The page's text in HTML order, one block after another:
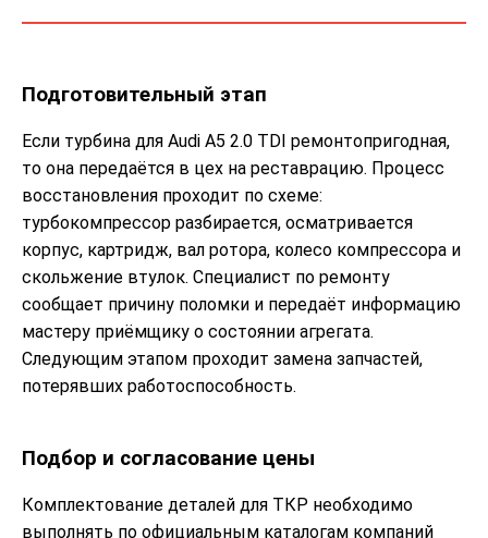
Подготовительный этап
Если турбина для Audi A5 2.0 TDI ремонтопригодная,
то она передаётся в цех на реставрацию. Процесс
восстановления проходит по схеме:
турбокомпрессор разбирается, осматривается
корпус, картридж, вал ротора, колесо компрессора и
скольжение втулок. Специалист по ремонту
сообщает причину поломки и передаёт информацию
мастеру приёмщику о состоянии агрегата.
Следующим этапом проходит замена запчастей,
потерявших работоспособность.
Подбор и согласование цены
Комплектование деталей для ТКР необходимо
выполнять по официальным каталогам компаний